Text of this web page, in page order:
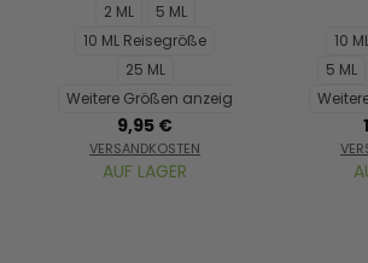
2 ML
5 ML
10 ML Reisegröße
25 ML
Weitere Größen anzeigen...
9,95 €
VERSANDKOSTEN
AUF LAGER
10
5 ML